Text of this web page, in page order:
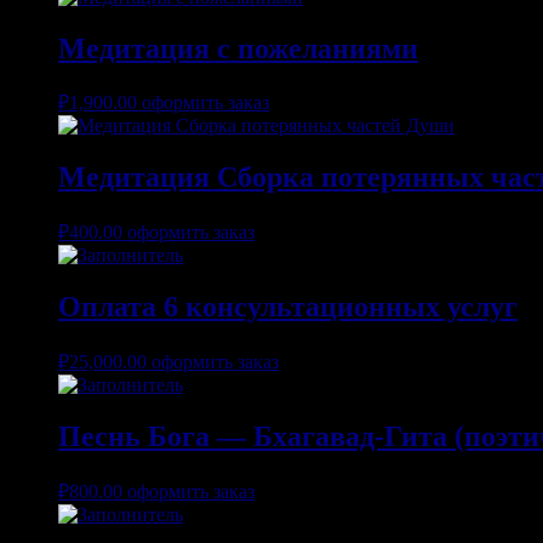
Медитация с пожеланиями
₽1,900.00 оформить заказ
Медитация Сборка потерянных
₽400.00 оформить заказ
Оплата 6 консультационных услуг
₽25,000.00 оформить заказ
Песнь Бога — Бхагавад-Гита
₽800.00 оформить заказ